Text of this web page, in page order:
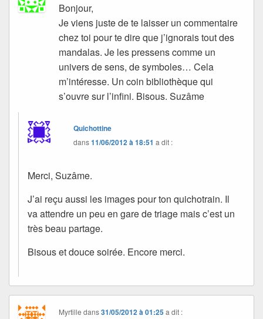
Bonjour,
Je viens juste de te laisser un commentaire
chez toi pour te dire que j’ignorais tout des
mandalas. Je les pressens comme un
univers de sens, de symboles… Cela
m’intéresse. Un coin bibliothèque qui
s’ouvre sur l’infini. Bisous. Suzâme
Quichottine
dans11/06/2012 à 18:51 a dit :
Merci, Suzâme.
J’ai reçu aussi les images pour ton quichotrain. Il
va attendre un peu en gare de triage mais c’est un
très beau partage.
Bisous et douce soirée. Encore merci.
Myrtille dans31/05/2012 à 01:25 a dit :